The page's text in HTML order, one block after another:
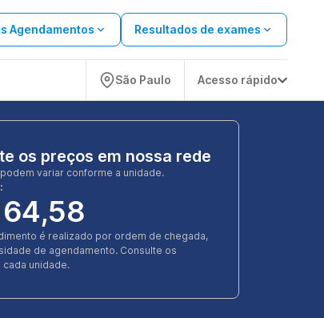
Agendamentos Resultados de exames
São Paulo Acesso rápido
os preços em nossa rede
variar conforme a unidade.
é realizado por ordem de chegada,
de agendamento. Consulte os
unidade.